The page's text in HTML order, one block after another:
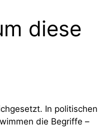
diese
In politischen
die Begriffe –